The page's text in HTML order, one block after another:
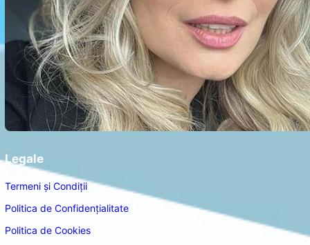
Legale
Termeni și Condiții
Politica de Confidențialitate
Politica de Cookies